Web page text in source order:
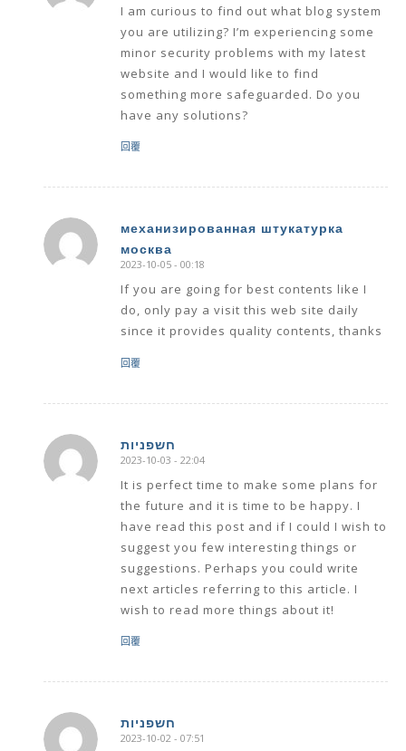
I am curious to find out what blog system
you are utilizing? I’m experiencing some
minor security problems with my latest
website and I would like to find
something more safeguarded. Do you
have any solutions?
回覆
механизированная штукатурка
москва
says:
2023-10-05 - 00:18
If you are going for best contents like I
do, only pay a visit this web site daily
since it provides quality contents, thanks
回覆
חשפניות
says:
2023-10-03 - 22:04
It is perfect time to make some plans for
the future and it is time to be happy. I
have read this post and if I could I wish to
suggest you few interesting things or
suggestions. Perhaps you could write
next articles referring to this article. I
wish to read more things about it!
回覆
חשפניות
says:
2023-10-02 - 07:51